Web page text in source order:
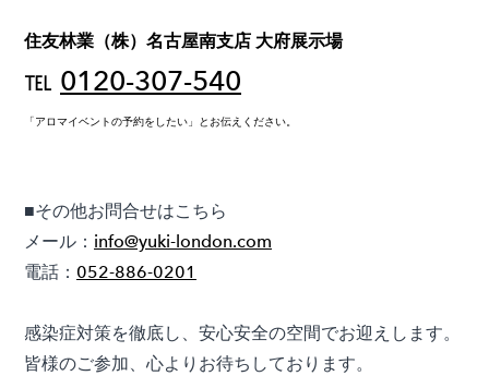
住友林業（株）名古屋南支店 大府展示場
℡ 0120-307-540
「アロマイベントの予約をしたい」とお伝えください。
■その他お問合せはこちら
メール： info@yuki-london.com
電話： 052-886-0201
感染症対策を徹底し、安心安全の空間でお迎えします。
皆様のご参加、心よりお待ちしております。